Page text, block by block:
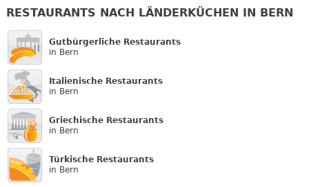
RESTAURANTS NACH LÄNDERKÜCHEN IN BERN
Gutbürgerliche Restaurants
in Bern
Italienische Restaurants
in Bern
Griechische Restaurants
in Bern
Türkische Restaurants
in Bern